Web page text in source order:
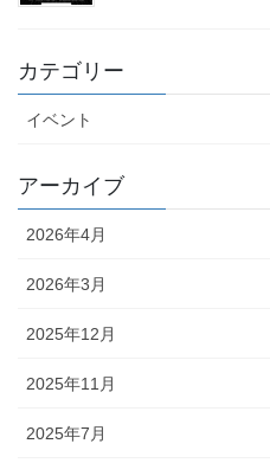
カテゴリー
イベント
アーカイブ
2026年4月
2026年3月
2025年12月
2025年11月
2025年7月